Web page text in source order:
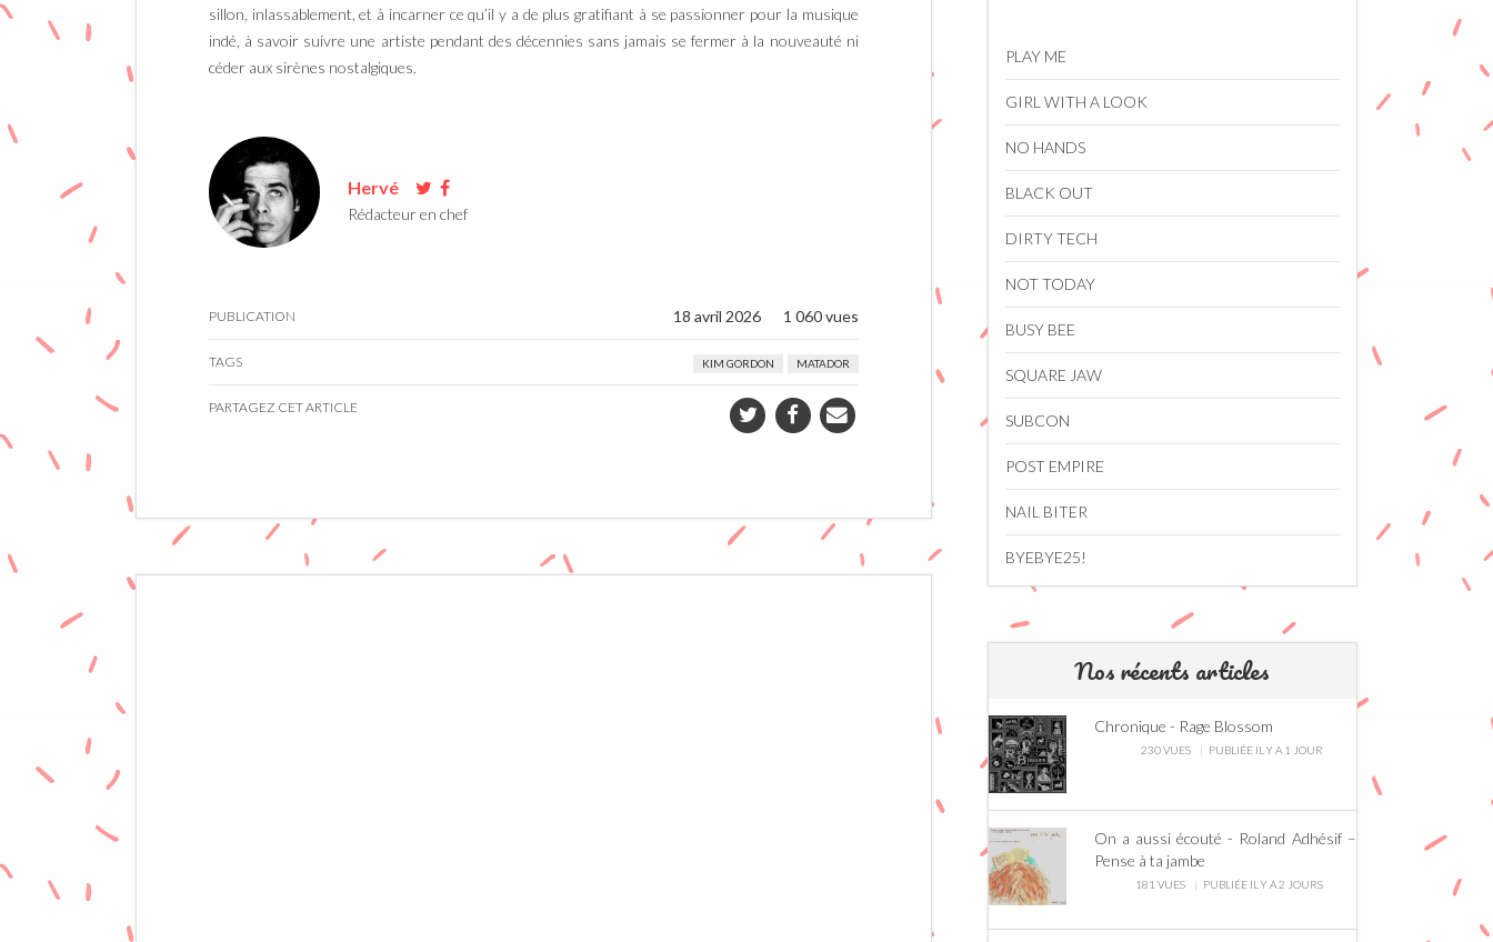
sillon, inlassablement, et à incarner ce qu’il y a de plus gratifiant à se passionner pour la musique
indé, à savoir suivre une artiste pendant des décennies sans jamais se fermer à la nouveauté ni
céder aux sirènes nostalgiques.
Hervé
Rédacteur en chef
PUBLICATION 1 060 vues
18 avril 2026
TAGS KIM GORDON MATADOR
PARTAGEZ CET ARTICLE
PLAY ME
GIRL WITH A LOOK
NO HANDS
BLACK OUT
DIRTY TECH
NOT TODAY
BUSY BEE
SQUARE JAW
SUBCON
POST EMPIRE
NAIL BITER
BYEBYE25!
Nos récents articles
Chronique - Rage Blossom
230 VUES PUBLIÉE IL Y A 1 JOUR
On a aussi écouté - Roland Adhésif –
Pense à ta jambe
181 VUES PUBLIÉE IL Y A 2 JOURS